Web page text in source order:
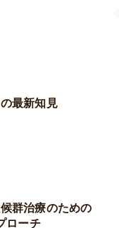
最新知見
群治療のための
ローチ